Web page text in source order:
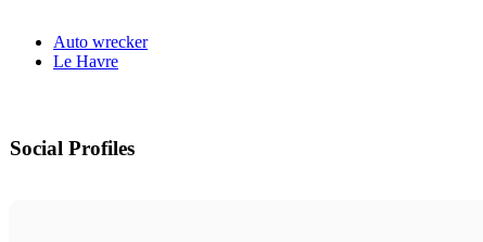
Auto wrecker
Le Havre
Social Profiles